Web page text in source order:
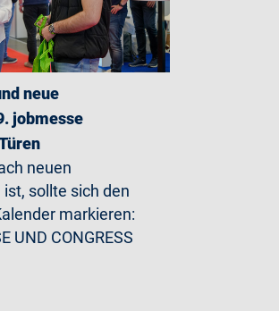
neue
jobmesse
neuen
sollte sich den
markieren:
UND CONGRESS